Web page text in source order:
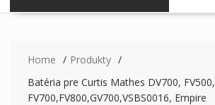
Home
Produkty
Batéria pre Curtis Mathes DV700, FV500,
FV700,FV800,GV700,VSBS0016, Empire